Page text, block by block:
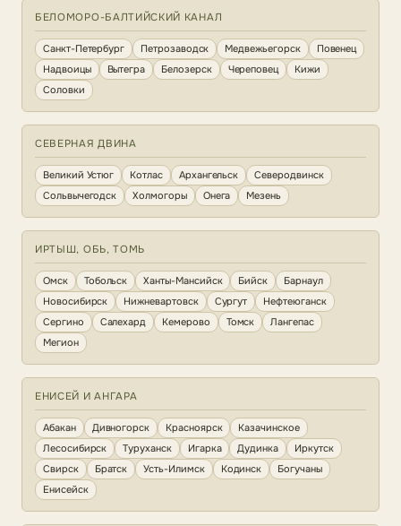
БЕЛОМОРО-БАЛТИЙСКИЙ КАНАЛ
Санкт-Петербург Петрозаводск Медвежьегорск
Повенец
Надвоицы
Вытегра Белозерск Череповец
Кижи
Соловки
СЕВЕРНАЯ ДВИНА
Великий Устюг Котлас Архангельск
Северодвинск
Сольвычегодск
Холмогоры Онега Мезень
ИРТЫШ, ОБЬ, ТОМЬ
Омск Тобольск Ханты-Мансийск Бийск
Барнаул
Новосибирск
Нижневартовск Сургут
Нефтеюганск
Сергино
Салехард Кемерово Томск
Лангепас
Мегион
ЕНИСЕЙ И АНГАРА
Абакан Дивногорск Красноярск
Казачинское
Лесосибирск
Туруханск Игарка Дудинка
Иркутск
Свирск
Братск Усть-Илимск Кодинск
Богучаны
Енисейск